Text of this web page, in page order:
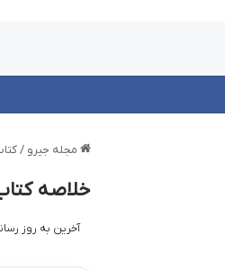
مجله جیرو /
خلاصه
آخرین به روز رسانی: 08/